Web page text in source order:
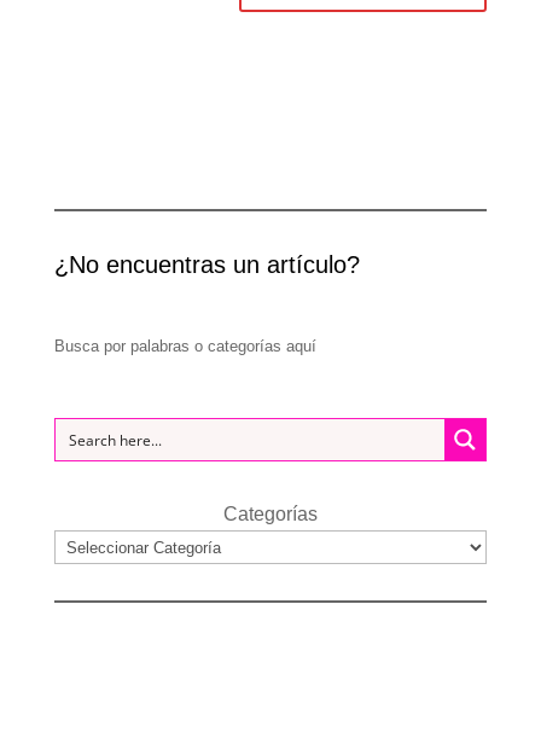
¿No encuentras un artículo?
Busca por palabras o categorías aquí
Categorías